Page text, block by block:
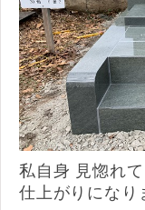
私自身 見惚れ
仕上がりになり